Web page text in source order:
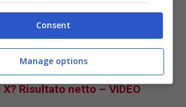
del comparto e spingere ancora
della console.
Elden Ring meglio su PS5 o
Risultato netto – VIDEO
Consent
Manage options